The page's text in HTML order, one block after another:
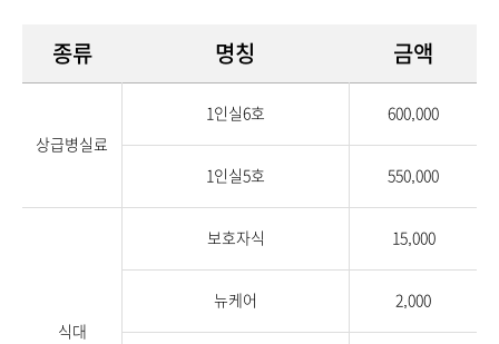
종류 명칭 금액
상급병실료
1인실6호 600,000
1인실5호 550,000
식대
보호자식 15,000
뉴케어 2,000